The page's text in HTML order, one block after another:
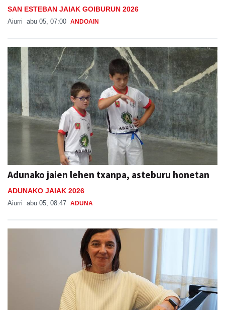
SAN ESTEBAN JAIAK GOIBURUN 2026
Aiurri abu 05, 07:00 ANDOAIN
Adunako jaien lehen txanpa, asteburu honetan
ADUNAKO JAIAK 2026
Aiurri abu 05, 08:47 ADUNA